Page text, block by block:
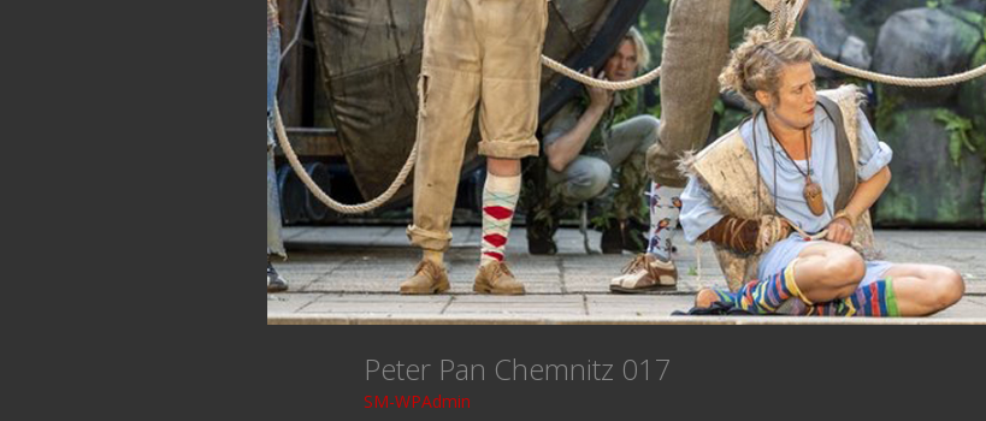
Peter Pan Chemnitz 017
SM-WPAdmin